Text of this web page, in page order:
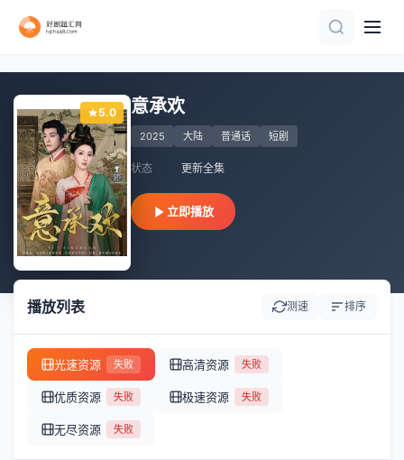
5.0 意承欢
2025 大陆 普通话 短剧
状态 更新全集
立即播放
播放列表 测速 排序
光速资源 失败 高清资源 失败
优质资源 失败 极速资源 失败
无尽资源 失败
全集完结
全62集
全集完结
完结
全集完结
全集完结
全集完结
全集完结
完结
全集完结